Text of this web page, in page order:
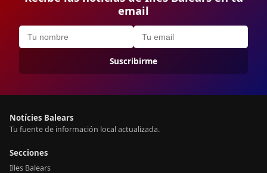
email
Suscribirme
Notícies Balears
Tu fuente de información local actualizada.
Secciones
Illes Balears